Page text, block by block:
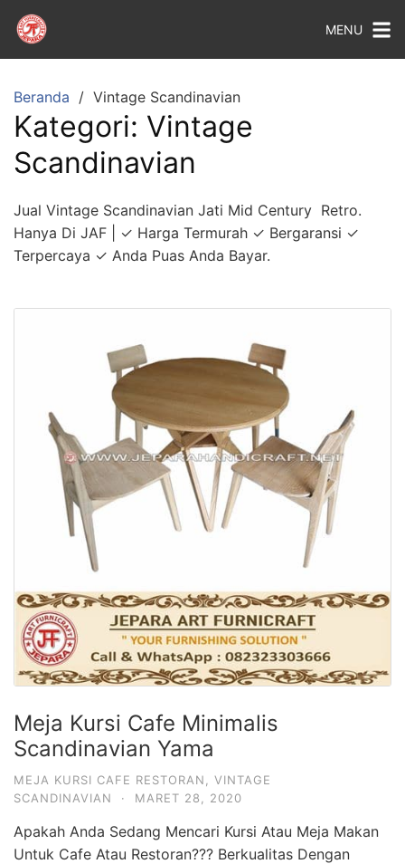
MENU
Beranda Vintage Scandinavian
Kategori: Vintage
Scandinavian
Jual Vintage Scandinavian Jati Mid Century Retro.
Hanya Di JAF | ✓ Harga Termurah ✓ Bergaransi ✓
Terpercaya ✓ Anda Puas Anda Bayar.
Meja Kursi Cafe Minimalis
Scandinavian Yama
MEJA KURSI CAFE RESTORAN
VINTAGE
SCANDINAVIAN
· MARET 28, 2020
Apakah Anda Sedang Mencari Kursi Atau Meja Makan
Untuk Cafe Atau Restoran??? Berkualitas Dengan